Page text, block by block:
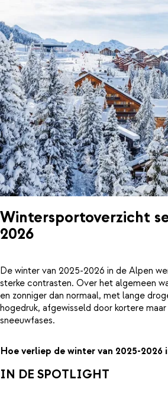
Wintersportoverzicht
2026
De winter van 2025-2026 in de Alpen
sterke contrasten. Over het algemeen
en zonniger dan normaal, met lange
hogedruk, afgewisseld door kortere
sneeuwfases.
Hoe verliep de winter van 2025-2026
IN DE SPOTLIGHT